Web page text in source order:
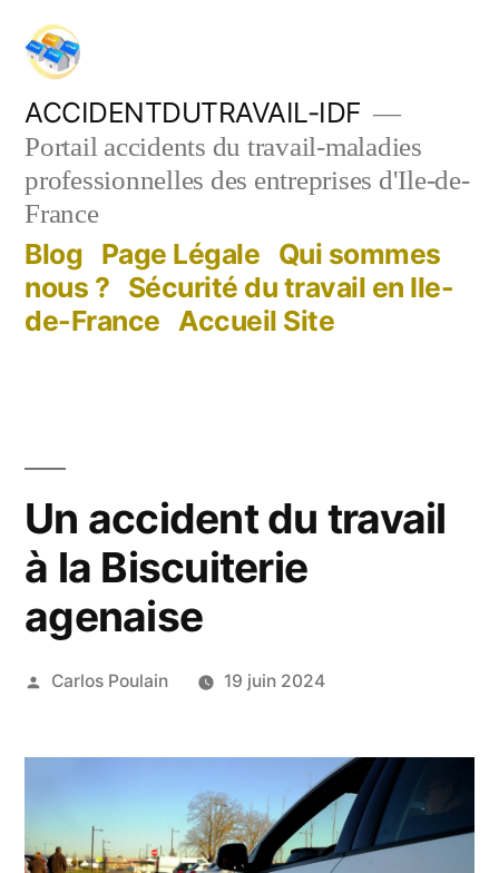
Aller
contenu
ACCIDENTDUTRAVAIL-IDF
Portail accidents du travail-maladies
professionnelles des entreprises d'Ile-de-
France
Blog Page Légale Qui sommes
nous ? Sécurité du travail en Ile-
de-France Accueil Site
Un accident du travail
à la Biscuiterie
agenaise
Publié
Carlos Poulain 19 juin 2024